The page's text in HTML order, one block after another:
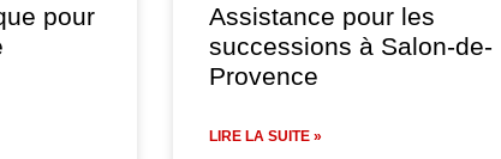
pour
Assistance pour les
successions à Salon-de-
Provence
LIRE LA SUITE »